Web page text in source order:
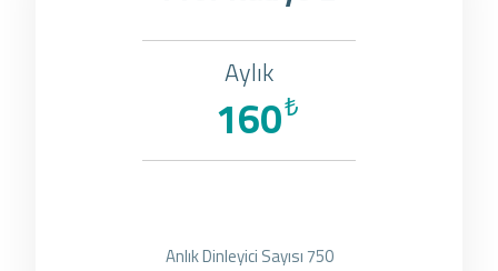
Aylık
₺
160
Anlık Dinleyici Sayısı 750